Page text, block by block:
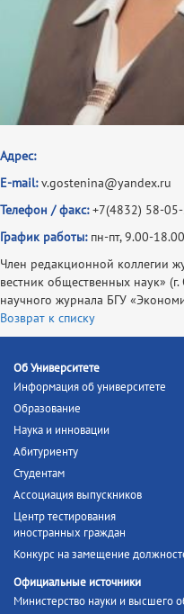
Адрес:
E-mail: v.gostenina@yandex.ru
Телефон / факс: +7(4832) 58-
График работы: пн-пт, 9.00-
Член редакционной коллегии
вестник общественных наук»
научного журнала БГУ
Возврат к списку
Об Университете
Информация об университете
Образование
Наука и инновации
Абитуриенту
Студентам
Ассоциация выпускников
Центр тестирования
иностранных граждан
Конкурс на замещение
Официальные источники
Министерство науки и высшего